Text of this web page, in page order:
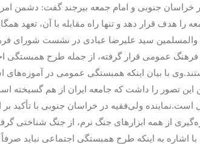
خراسان جنوبی و امام جمعه بیرجند گفت: دشمن
را هدف قرار دهد و تنها راه مقابله با آن، تعهد
والمسلمین سید علیرضا عبادی در نشست شورای
عمومی قرار گرفته، از جمله طرح همبستگی
با بیان اینکه همبستگی عمومی در آموزه‌های
این تصور را داشت که جامعه ایران از هم گسیخته
است.نماینده ولی‌فقیه در خراسان جنوبی با تأکید بر
از همه ابزارهای جنگ نرم، از جنگ شناختی
اشاره به اینکه طرح همبستگی اجتماعی نباید